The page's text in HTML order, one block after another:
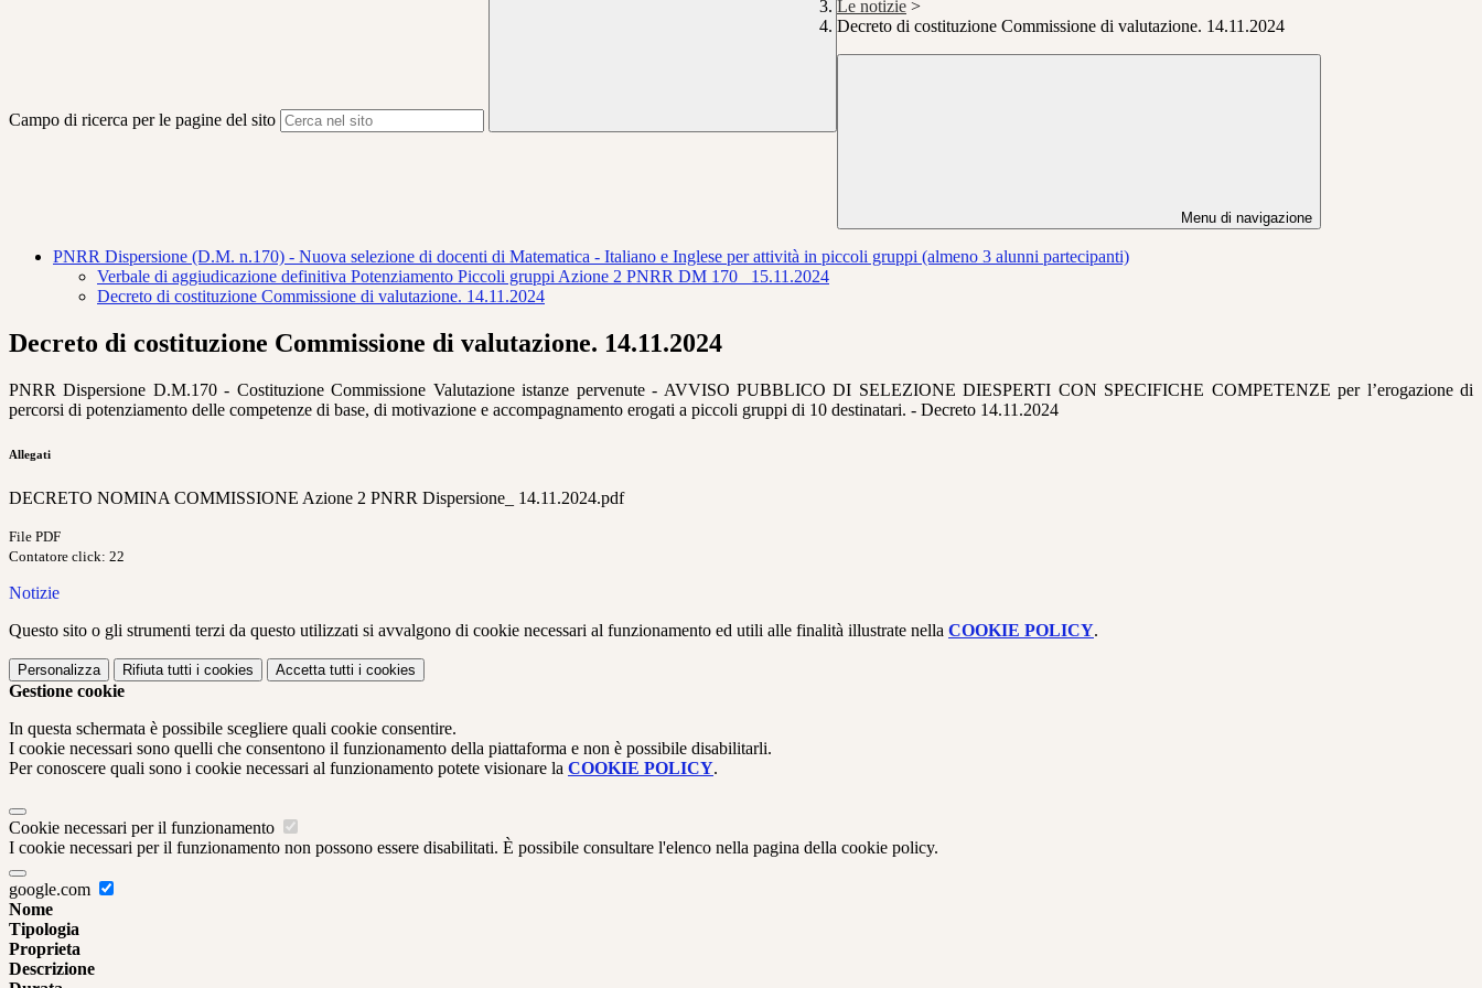
Campo di ricerca per le pagine del sito
Le notizie >
Decreto di costituzione Commissione di valutazione. 14.11.2024
Menu di navigazione
PNRR Dispersione (D.M. n.170) - Nuova selezione di docenti di Matematica - Italiano e Inglese per attività in piccoli gruppi (almeno 3 alunni partecipanti)
Verbale di aggiudicazione definitiva Potenziamento Piccoli gruppi Azione 2 PNRR DM 170_ 15.11.2024
Decreto di costituzione Commissione di valutazione. 14.11.2024
Decreto di costituzione Commissione di valutazione. 14.11.2024
PNRR Dispersione D.M.170 - Costituzione Commissione Valutazione istanze pervenute - AVVISO PUBBLICO DI SELEZIONE DIESPERTI CON SPECIFICHE COMPETENZE per l’erogazione di
percorsi di potenziamento delle competenze di base, di motivazione e accompagnamento erogati a piccoli gruppi di 10 destinatari. - Decreto 14.11.2024
Allegati
DECRETO NOMINA COMMISSIONE Azione 2 PNRR Dispersione_ 14.11.2024.pdf
File PDF
Contatore click: 22
Notizie
Questo sito o gli strumenti terzi da questo utilizzati si avvalgono di cookie necessari al funzionamento ed utili alle finalità illustrate nella COOKIE POLICY.
Personalizza Rifiuta tutti i cookies Accetta tutti i cookies
Gestione cookie
In questa schermata è possibile scegliere quali cookie consentire.
I cookie necessari sono quelli che consentono il funzionamento della piattaforma e non è possibile disabilitarli.
Per conoscere quali sono i cookie necessari al funzionamento potete visionare la COOKIE POLICY.
Cookie necessari per il funzionamento
I cookie necessari per il funzionamento non possono essere disabilitati. È possibile consultare l'elenco nella pagina della cookie policy.
google.com
Nome
Tipologia
Proprieta
Descrizione